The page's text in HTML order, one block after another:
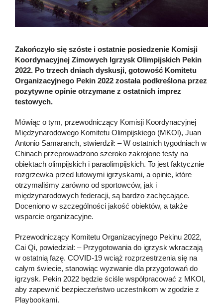
Zakończyło się szóste i ostatnie posiedzenie Komisji
Koordynacyjnej Zimowych Igrzysk Olimpijskich Pekin
2022. Po trzech dniach dyskusji, gotowość Komitetu
Organizacyjnego Pekin 2022 została podkreślona przez
pozytywne opinie otrzymane z ostatnich imprez
testowych.
Mówiąc o tym, przewodniczący Komisji Koordynacyjnej
Międzynarodowego Komitetu Olimpijskiego (MKOl), Juan
Antonio Samaranch, stwierdził: – W ostatnich tygodniach w
Chinach przeprowadzono szeroko zakrojone testy na
obiektach olimpijskich i paraolimpijskich. To jest faktycznie
rozgrzewka przed lutowymi igrzyskami, a opinie, które
otrzymaliśmy zarówno od sportowców, jak i
międzynarodowych federacji, są bardzo zachęcające.
Doceniono w szczególności jakość obiektów, a także
wsparcie organizacyjne.
Przewodniczący Komitetu Organizacyjnego Pekinu 2022,
Cai Qi, powiedział: – Przygotowania do igrzysk wkraczają
w ostatnią fazę. COVID-19 wciąż rozprzestrzenia się na
całym świecie, stanowiąc wyzwanie dla przygotowań do
igrzysk. Pekin 2022 będzie ściśle współpracować z MKOl,
aby zapewnić bezpieczeństwo uczestnikom w zgodzie z
Playbookami.